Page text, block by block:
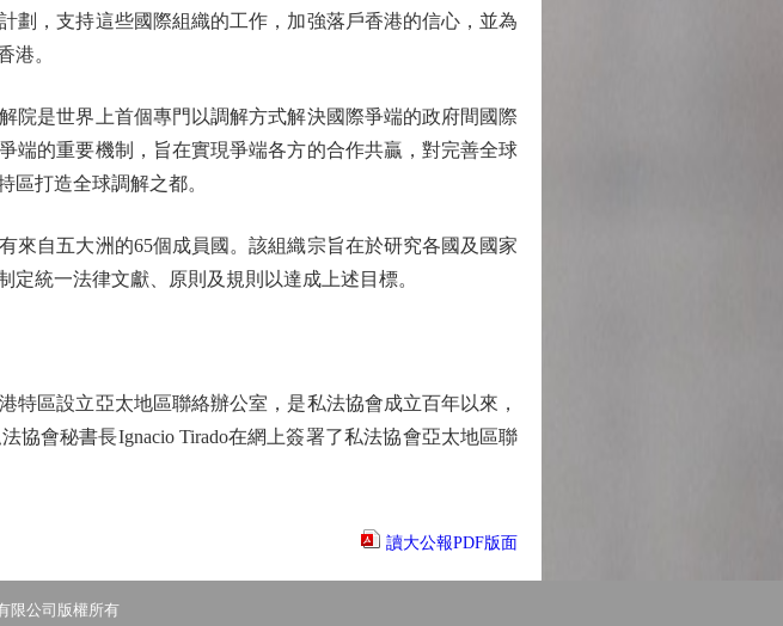
劃，支持這些國際組織的工作，加強落戶香港的信心，並為
港。
是世界上首個專門以調解方式解決國際爭端的政府間國際
端的重要機制，旨在實現爭端各方的合作共贏，對完善全球
打造全球調解之都。
自五大洲的65個成員國。該組織宗旨在於研究各國及國家
統一法律文獻、原則及規則以達成上述目標。
區設立亞太地區聯絡辦公室，是私法協會成立百年以來，
會秘書長Ignacio Tirado在網上簽署了私法協會亞太地區聯
讀大公報PDF版面
限公司版權所有